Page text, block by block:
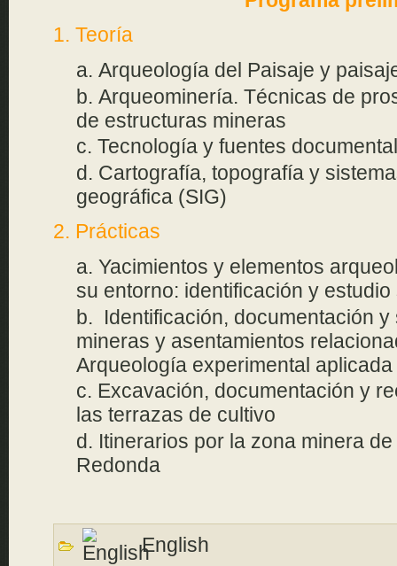
1. Teoría
Arqueología del Paisaje y
Arqueominería. Técnicas de
de estructuras mineras
Tecnología y fuentes
Cartografía, topografía y
geográfica (SIG)
2. Prácticas
Yacimientos y elementos
su entorno: identificación y
Identificación, documentación
mineras y asentamientos
Arqueología experimental
Excavación, documentación y
las terrazas de cultivo
Itinerarios por la zona minera
Redonda
English